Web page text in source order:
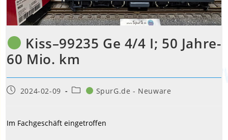
Kiss–99235 Ge 4/4 I; 50 Jahre-
60 Mio. km
Beitrag2024-02-09
Beitrags-SpurG.de - Neuware
Im Fachgeschäft eingetroffen